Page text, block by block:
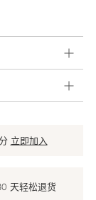
立即加入
天轻松退货